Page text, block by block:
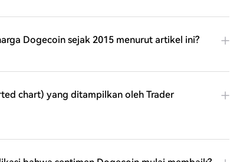
Dogecoin sejak 2015 menurut artikel ini?
chart) yang ditampilkan oleh Trader